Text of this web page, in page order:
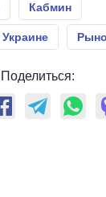
Кабмин
Поделиться: